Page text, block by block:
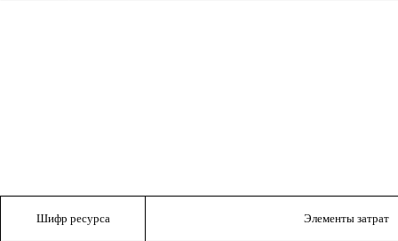
Шифр ресурса Элементы затрат